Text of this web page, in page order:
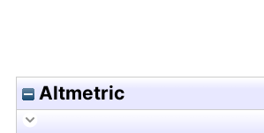
Altmetric